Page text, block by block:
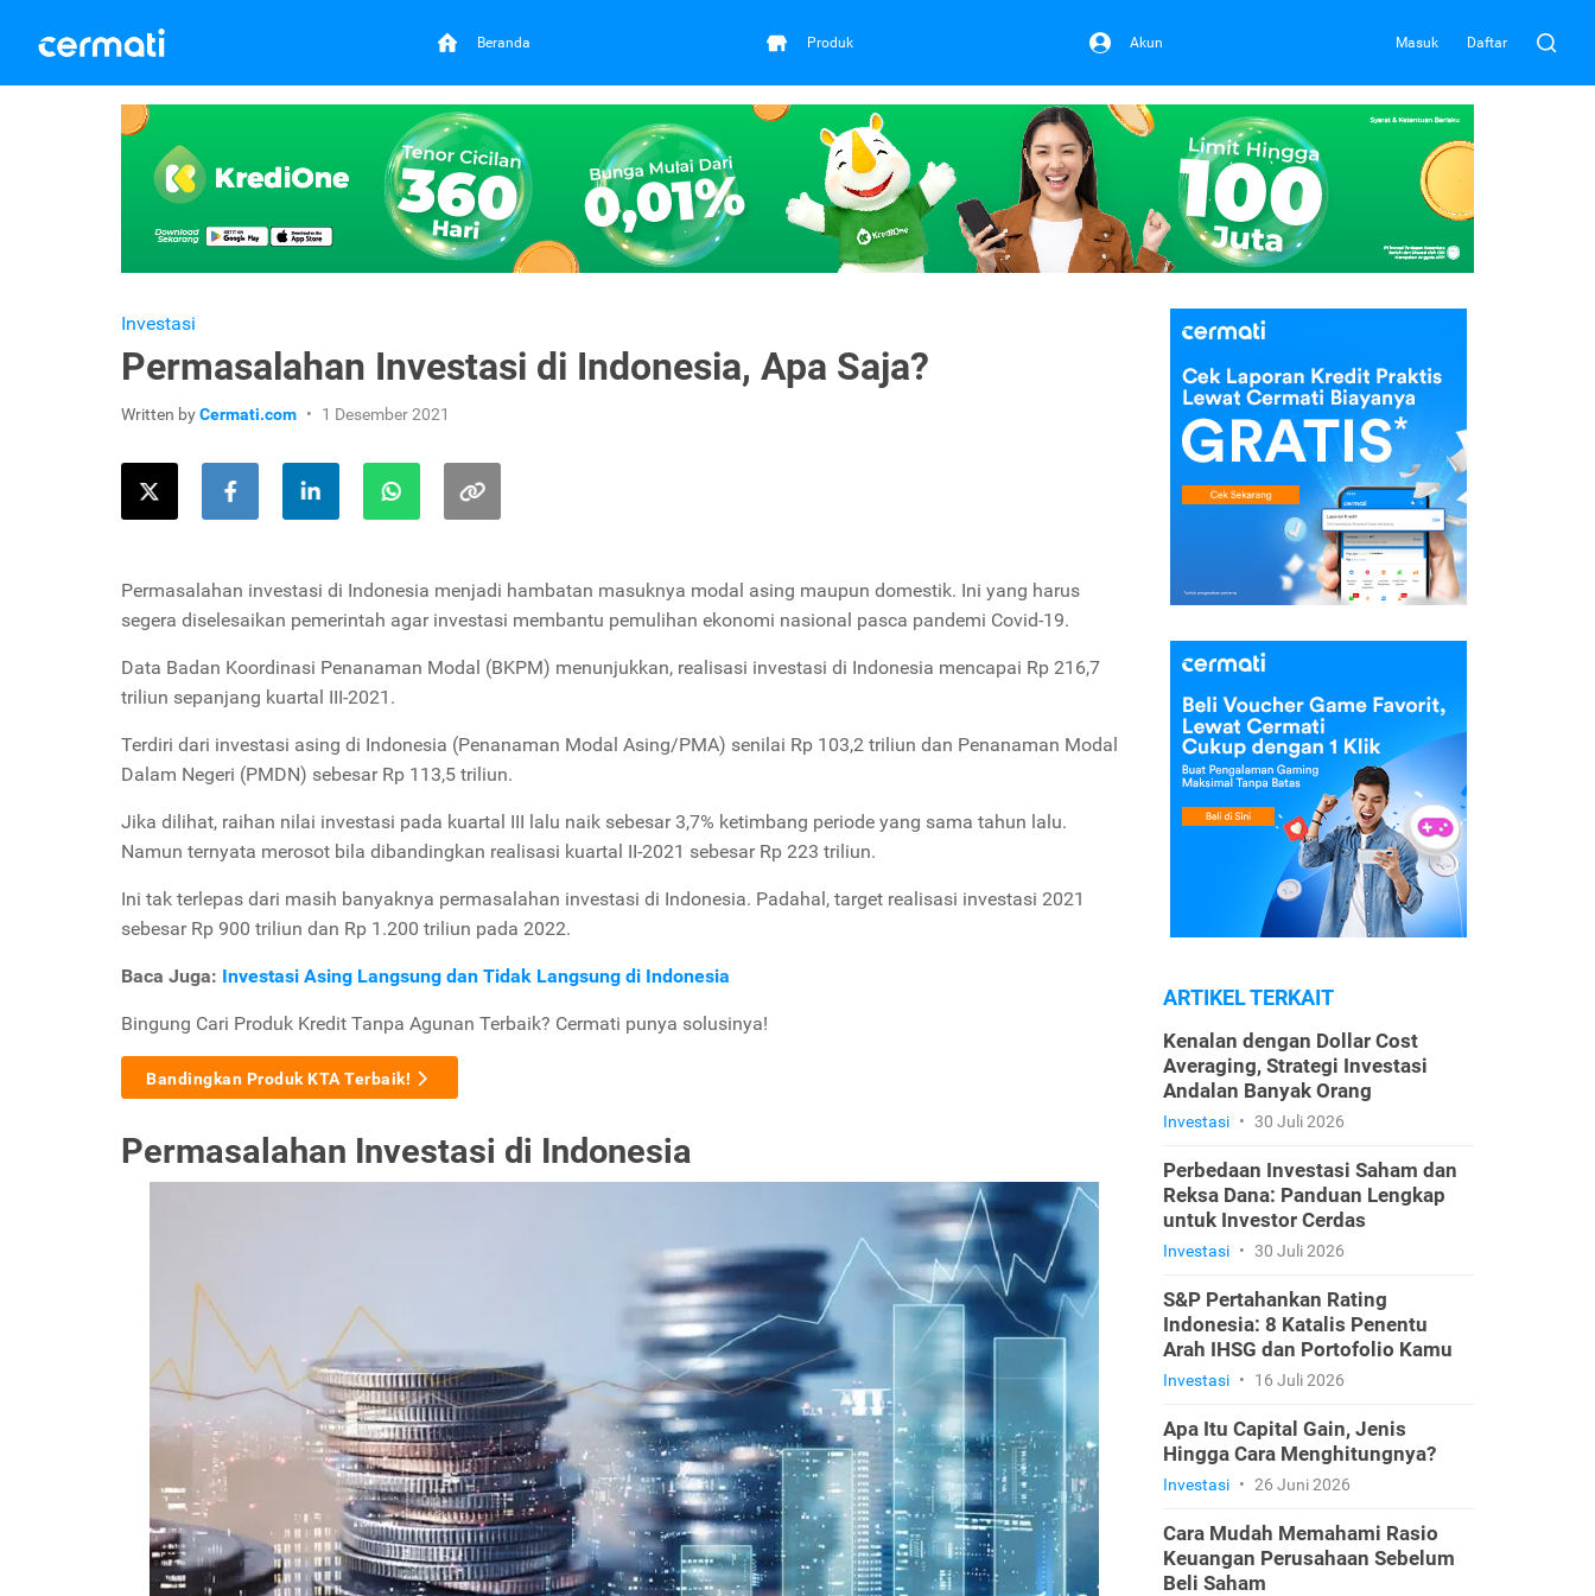
Beranda Produk Akun Masuk Daftar
Investasi
Permasalahan Investasi di Indonesia, Apa Saja?
Written byCermati.com 1 Desember 2021
Permasalahan investasi di Indonesia menjadi hambatan masuknya modal asing maupun domestik. Ini yang harus
segera diselesaikan pemerintah agar investasi membantu pemulihan ekonomi nasional pasca pandemi Covid-19.
Data Badan Koordinasi Penanaman Modal (BKPM) menunjukkan, realisasi investasi di Indonesia mencapai Rp 216,7
triliun sepanjang kuartal III-2021.
Terdiri dari investasi asing di Indonesia (Penanaman Modal Asing/PMA) senilai Rp 103,2 triliun dan Penanaman Modal
Dalam Negeri (PMDN) sebesar Rp 113,5 triliun.
Jika dilihat, raihan nilai investasi pada kuartal III lalu naik sebesar 3,7% ketimbang periode yang sama tahun lalu.
Namun ternyata merosot bila dibandingkan realisasi kuartal II-2021 sebesar Rp 223 triliun.
Ini tak terlepas dari masih banyaknya permasalahan investasi di Indonesia. Padahal, target realisasi investasi 2021
sebesar Rp 900 triliun dan Rp 1.200 triliun pada 2022.
Baca Juga: Investasi Asing Langsung dan Tidak Langsung di Indonesia
Bingung Cari Produk Kredit Tanpa Agunan Terbaik? Cermati punya solusinya!
Bandingkan Produk KTA Terbaik!
Permasalahan Investasi di Indonesia
ARTIKEL TERKAIT
Kenalan dengan Dollar Cost
Averaging, Strategi Investasi
Andalan Banyak Orang
Investasi • 30 Juli 2026
Perbedaan Investasi Saham dan
Reksa Dana: Panduan Lengkap
untuk Investor Cerdas
Investasi • 30 Juli 2026
S&P Pertahankan Rating
Indonesia: 8 Katalis Penentu
Arah IHSG dan Portofolio Kamu
Investasi • 16 Juli 2026
Apa Itu Capital Gain, Jenis
Hingga Cara Menghitungnya?
Investasi • 26 Juni 2026
Cara Mudah Memahami Rasio
Keuangan Perusahaan Sebelum
Beli Saham